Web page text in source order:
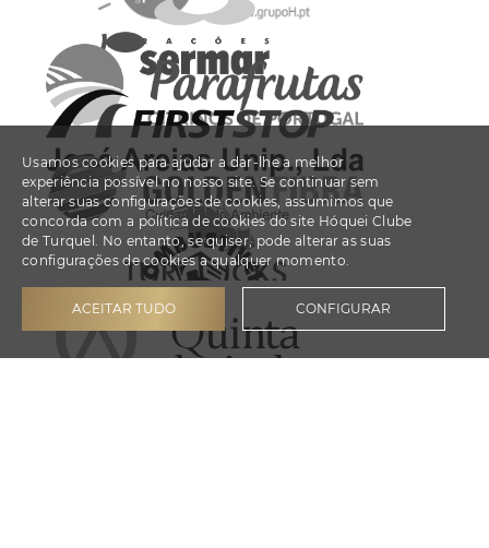
Usamos cookies para ajudar a dar-lhe a melhor
experiência possível no nosso site. Se continuar sem
alterar suas configurações de cookies, assumimos que
concorda com a política de cookies do site Hóquei Clube
de Turquel. No entanto, se quiser, pode alterar as suas
configurações de cookies a qualquer momento.
ACEITAR TUDO CONFIGURAR